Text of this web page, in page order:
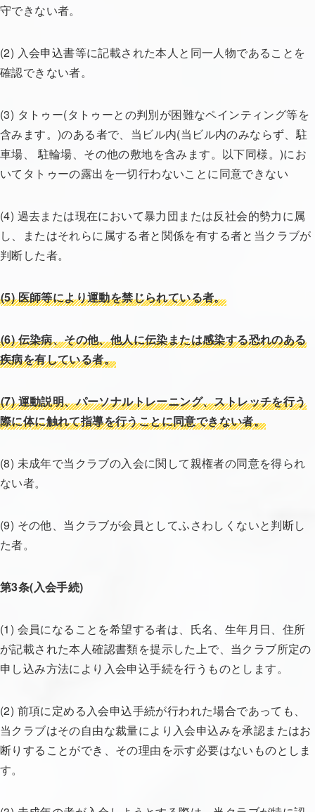
守できない者。
(2) 入会申込書等に記載された本人と同一人物であることを
確認できない者。
(3) タトゥー(タトゥーとの判別が困難なペインティング等を
含みます。)のある者で、当ビル内(当ビル内のみならず、駐
車場、 駐輪場、その他の敷地を含みます。以下同様。)にお
いてタトゥーの露出を一切行わないことに同意できない
(4) 過去または現在において暴力団または反社会的勢力に属
し、またはそれらに属する者と関係を有する者と当クラブが
判断した者。
(5)医師等により運動を禁じられている者。
(6)伝染病、その他、他人に伝染または感染する恐れのある
疾病を有している者。
(7)運動説明、パーソナルトレーニング、ストレッチを行う
際に体に触れて指導を行うことに同意できない者。
(8) 未成年で当クラブの入会に関して親権者の同意を得られ
ない者。
(9) その他、当クラブが会員としてふさわしくないと判断し
た者。
第3条(入会手続)
(1) 会員になることを希望する者は、氏名、生年月日、住所
が記載された本人確認書類を提示した上で、当クラブ所定の
申し込み方法により入会申込手続を行うものとします。
(2) 前項に定める入会申込手続が行われた場合であっても、
当クラブはその自由な裁量により入会申込みを承認またはお
断りすることができ、その理由を示す必要はないものとしま
す。